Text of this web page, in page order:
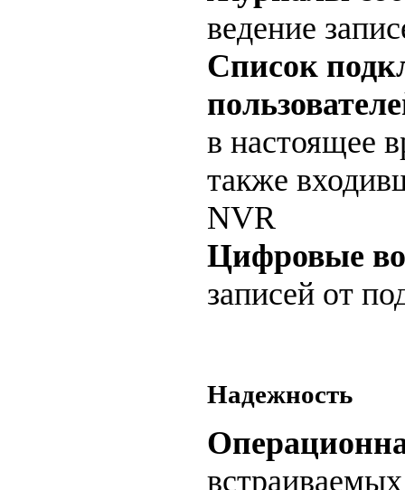
ведение
Список
в настоящее
также
NVR
Цифровые
записей от
Надежность